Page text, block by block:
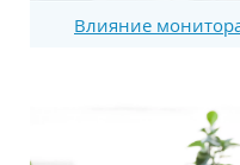
Влияние